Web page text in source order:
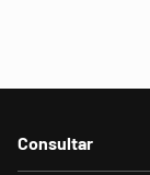
Consultar